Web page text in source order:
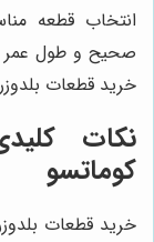
انتخاب قطعه
صحیح و طول عمر
خرید قطعات
نکات
کوماتسو
خرید قطعات